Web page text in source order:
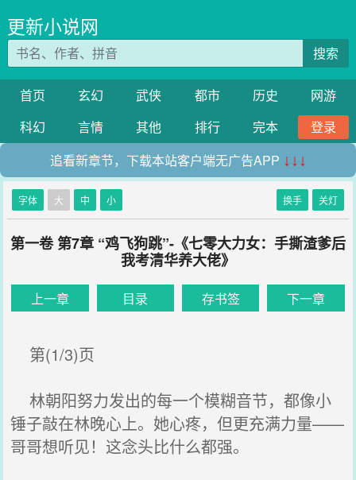
更新小说网
搜索
首页 玄幻 武侠 都市 历史
网游
科幻
言情 其他 排行 完本
登录
追看新章节，下载本站客户端无广告APP ↓↓↓
字体 大 中 小 换手 关灯
第一卷 第7章 “鸡飞狗跳”-《七零大力女：手撕渣爹后
我考清华养大佬》
上一章 目录 存书签 下一章
第(1/3)页
林朝阳努力发出的每一个模糊音节，都像小
锤子敲在林晚心上。她心疼，但更充满力量——
哥哥想听见！这念头比什么都强。